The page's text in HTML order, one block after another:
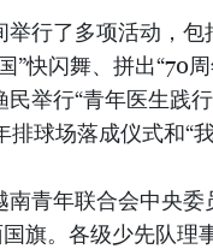
举行了多项活动，
”快闪舞、拼出“70
民举行“青年医生践
排球场落成仪式和“
南青年联合会中央
旗。各级少先队理